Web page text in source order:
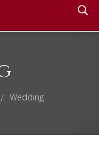
/ Wedding